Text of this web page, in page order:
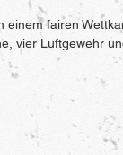
einem fairen
vier Luftgewehr